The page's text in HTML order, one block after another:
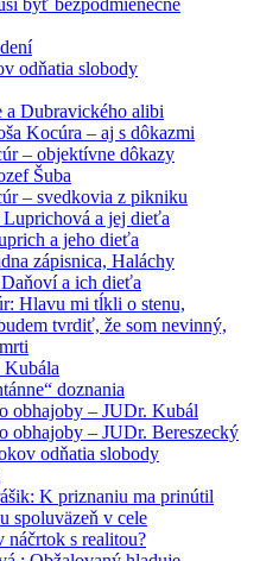
odňatia slobody
a Dubravického alibi
Kocúra – aj s dôkazmi
– objektívne dôkazy
Šuba
– svedkovia z pikniku
Luprichová a jej dieťa
a jeho dieťa
zápisnica, Haláchy
a ich dieťa
Hlavu mi tĺkli o stenu,
tvrdiť, že som nevinný,
doznania
obhajoby – JUDr. Kubál
obhajoby – JUDr. Bereszecký
odňatia slobody
K priznaniu ma prinútil
spoluväzeň v cele
náčrtok s realitou?